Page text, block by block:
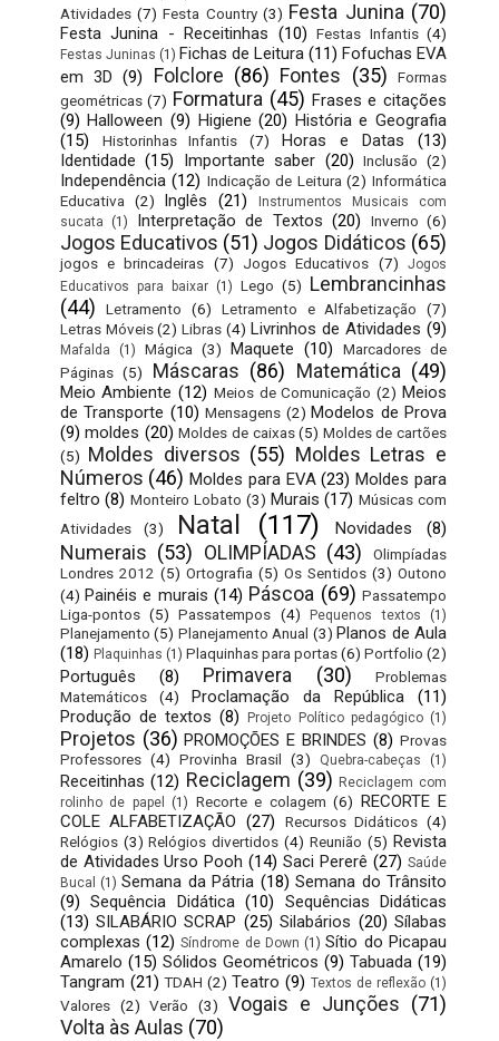
Atividades (7) Festa Country (3) Festa Junina (70)
Festa Junina - Receitinhas (10) Festas Infantis (4)
Festas Juninas (1) Fichas de Leitura (11) Fofuchas EVA
em 3D (9) Folclore (86) Fontes (35)
Formas
geométricas (7) Formatura (45) Frases e citações
(9) Halloween (9) Higiene (20) História e Geografia
(15)
Historinhas Infantis (7) Horas e Datas
(13)
Identidade (15) Importante saber (20) Inclusão (2)
Independência (12) Indicação de Leitura (2) Informática
Educativa (2) Inglês (21)
Instrumentos Musicais com
sucata
(1) Interpretação de Textos (20) Inverno (6)
Jogos Educativos (51) Jogos Didáticos (65)
jogos e brincadeiras (7) Jogos Educativos (7)
Jogos
Educativos para baixar (1) Lego (5) Lembrancinhas
(44)
Letramento (6) Letramento e Alfabetização
(7)
Letras Móveis (2) Libras (4) Livrinhos de Atividades (9)
Mafalda (1) Mágica (3) Maquete (10)
Marcadores de
Páginas (5) Máscaras (86) Matemática (49)
Meio Ambiente (12) Meios de Comunicação (2) Meios
de Transporte (10) Mensagens (2) Modelos de Prova
(9) moldes (20) Moldes de caixas (5) Moldes de cartões
(5) Moldes diversos (55) Moldes Letras e
Números (46) Moldes para EVA (23) Moldes para
feltro (8) Monteiro Lobato (3) Murais (17) Músicas com
Atividades
(3) Natal (117) Novidades (8)
Numerais (53) OLIMPÍADAS (43)
Olimpíadas
Londres 2012 (5) Ortografia (5) Os Sentidos (3) Outono
(4) Painéis e murais (14) Páscoa (69) Passatempo
Liga-pontos (5) Passatempos (4) Pequenos textos (1)
Planejamento (5) Planejamento Anual (3) Planos de Aula
(18) Plaquinhas (1) Plaquinhas para portas(6) Portfolio (2)
Português (8) Primavera (30)
Problemas
Matemáticos
(4) Proclamação da República
(11)
Produção de textos (8) Projeto Político pedagógico (1)
Projetos (36) PROMOÇÕES E BRINDES (8) Provas
Professores (4) Provinha Brasil (3) Quebra-cabeças (1)
Receitinhas (12) Reciclagem (39) Reciclagem com
rolinho de papel
(1) Recorte e colagem (6)
RECORTE E
COLE ALFABETIZAÇÃO (27) Recursos Didáticos (4)
Relógios (3) Relógios divertidos (4) Reunião (5) Revista
de Atividades Urso Pooh (14) Saci Pererê (27) Saúde
Bucal
(1) Semana da Pátria (18) Semana do Trânsito
(9) Sequência Didática (10)
Sequências Didáticas
(13) SILABÁRIO SCRAP (25) Silabários (20) Sílabas
complexas (12) Síndrome de Down (1) Sítio do Picapau
Amarelo (15) Sólidos Geométricos (9) Tabuada (19)
Tangram (21) TDAH (2) Teatro (9) Textos de reflexão (1)
Valores (2) Verão (3) Vogais e Junções (71)
Volta às Aulas (70)